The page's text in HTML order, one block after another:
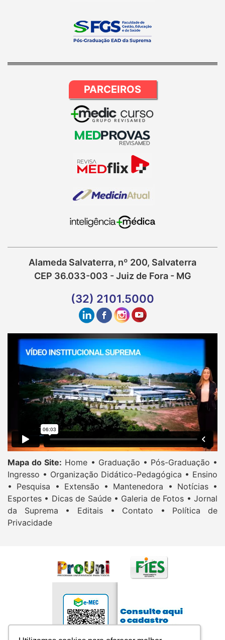
PARCEIROS
Alameda Salvaterra, nº 200, Salvaterra
CEP 36.033-003 - Juiz de Fora - MG
(32) 2101.5000
Mapa do Site: Home • Graduação • Pós-Graduação •
Ingresso • Organização Didático-Pedagógica • Ensino
• Pesquisa • Extensão • Mantenedora • Notícias •
Esportes • Dicas de Saúde • Galeria de Fotos • Jornal
da Suprema •
Editais • Contato •
Política de
Privacidade